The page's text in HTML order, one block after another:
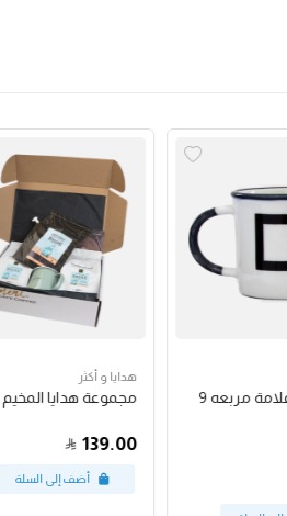
كوب جيمر علامة مربعه 9
هدايا و أكثر
مجموعة هدايا المخيم
139.00